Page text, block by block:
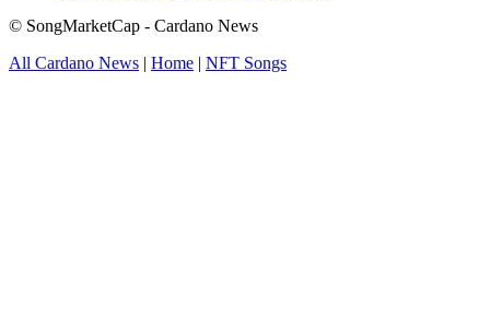
© SongMarketCap - Cardano News
All Cardano News | Home | NFT Songs